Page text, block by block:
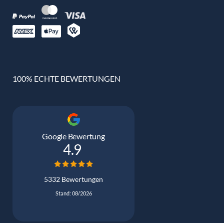
100% ECHTE BEWERTUNGEN
Google Bewertung
4.9
5332 Bewertungen
Stand: 08/2026